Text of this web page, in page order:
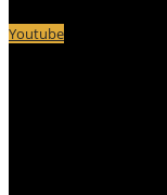
Youtube